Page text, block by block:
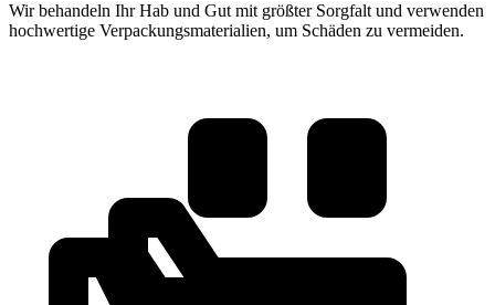
Wir behandeln Ihr Hab und Gut mit größter Sorgfalt und verwenden
hochwertige Verpackungsmaterialien, um Schäden zu vermeiden.